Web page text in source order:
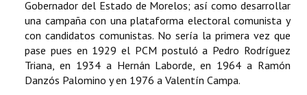
Gobernador del Estado de Morelos; así como desarrollar
una campaña con una plataforma electoral comunista y
con candidatos comunistas. No sería la primera vez que
pase pues en 1929 el PCM postuló a Pedro Rodríguez
Triana, en 1934 a Hernán Laborde, en 1964 a Ramón
Danzós Palomino y en 1976 a Valentín Campa.